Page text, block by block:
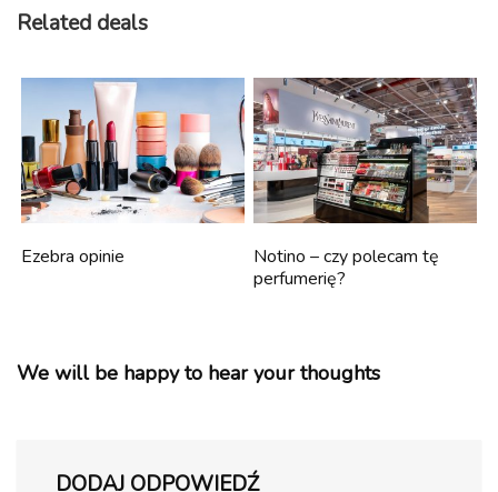
Related deals
Ezebra opinie
Notino – czy polecam tę
perfumerię?
We will be happy to hear your thoughts
DODAJ ODPOWIEDŹ